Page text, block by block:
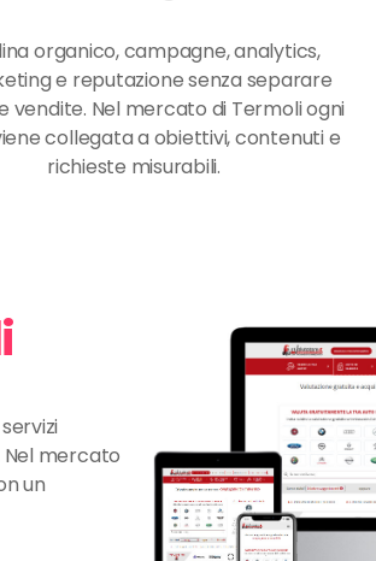
organico, campagne, analytics,
e reputazione senza separare
vendite. Nel mercato di Termoli ogni
collegata a obiettivi, contenuti e
richieste misurabili.
Nel mercato
un